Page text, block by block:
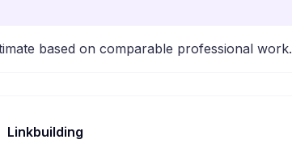
based on comparable professional work.
Linkbuilding